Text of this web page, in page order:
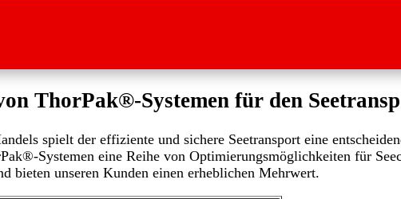
ThorPak®-Systemen für den
spielt der effiziente und sichere Seetransport eine
Systemen eine Reihe von Optimierungsmöglichkeiten für
bieten unseren Kunden einen erheblichen Mehrwert.